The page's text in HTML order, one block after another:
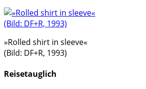
»Rolled shirt in sleeve«
(Bild: DF+R, 1993)
Reisetauglich